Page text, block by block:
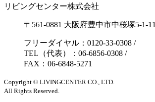
リビングセンター株式会社
〒561-0881 大阪府豊中市中桜塚5-1-11
フリーダイヤル：0120-33-0308 /
TEL（代表）：06-6856-0308 /
FAX：06-6848-5271
Copyright © LIVINGCENTER CO., LTD.
All Rights Reserved.